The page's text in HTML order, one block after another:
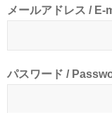
メールアドレス / E-
パスワード /